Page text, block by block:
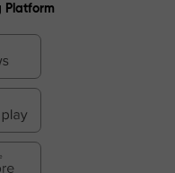
Platform